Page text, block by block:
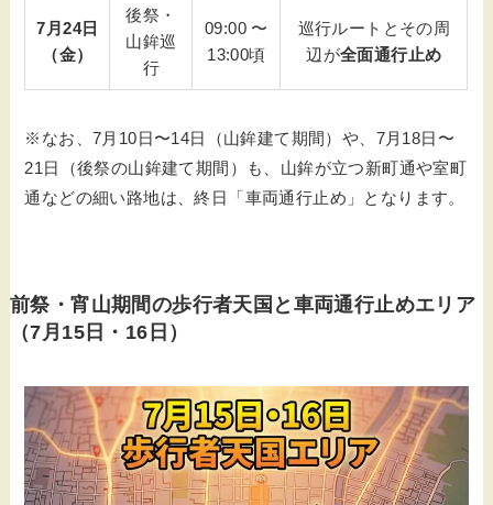
7月24日
（金）
後祭・
山鉾巡
行
09:00 〜
13:00頃
巡行ルートとその周
辺が全面通行止め
※なお、7月10日〜14日（山鉾建て期間）や、7月18日〜
21日（後祭の山鉾建て期間）も、山鉾が立つ新町通や室町
通などの細い路地は、終日「車両通行止め」となります。
前祭・宵山期間の歩行者天国と車両通行止めエリア
（7月15日・16日）